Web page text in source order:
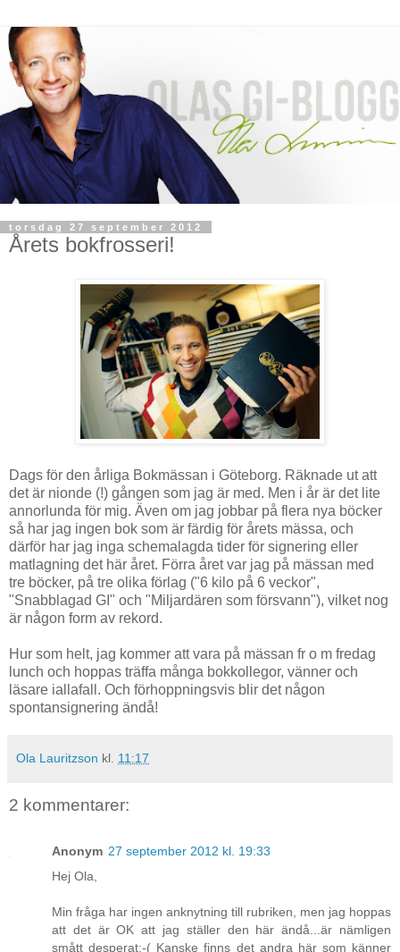
torsdag 27 september 2012
Årets bokfrosseri!
Dags för den årliga Bokmässan i Göteborg. Räknade ut att
det är nionde (!) gången som jag är med. Men i år är det lite
annorlunda för mig. Även om jag jobbar på flera nya böcker
så har jag ingen bok som är färdig för årets mässa, och
därför har jag inga schemalagda tider för signering eller
matlagning det här året. Förra året var jag på mässan med
tre böcker, på tre olika förlag ("6 kilo på 6 veckor",
"Snabblagad GI" och "Miljardären som försvann"), vilket nog
är någon form av rekord.
Hur som helt, jag kommer att vara på mässan fr o m fredag
lunch och hoppas träffa många bokkollegor, vänner och
läsare iallafall. Och förhoppningsvis blir det någon
spontansignering ändå!
Ola Lauritzson kl. 11:17
2 kommentarer:
Anonym 27 september 2012 kl. 19:33
Hej Ola,
Min fråga har ingen anknytning till rubriken, men jag hoppas
att det är OK att jag ställer den här ändå...är nämligen
smått desperat:-( Kanske finns det andra här som känner